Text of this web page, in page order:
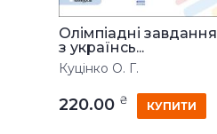
Олімпіадні завдання
з українсь...
Куцінко О. Г.
220.00 ₴ КУПИТИ